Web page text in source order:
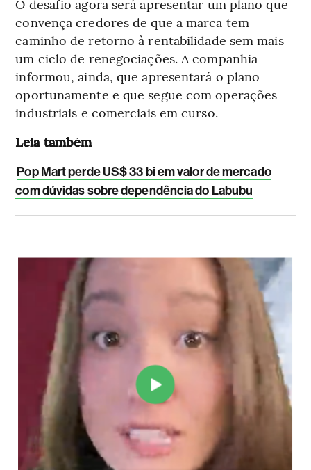
O desafio agora será apresentar um plano que
convença credores de que a marca tem
caminho de retorno à rentabilidade sem mais
um ciclo de renegociações. A companhia
informou, ainda, que apresentará o plano
oportunamente e que segue com operações
industriais e comerciais em curso.
Leia também
Pop Mart perde US$ 33 bi em valor de mercado
com dúvidas sobre dependência do Labubu